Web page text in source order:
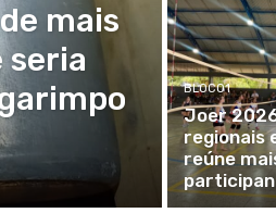
mais
seria
BLOCO1
Joer
regionais
reúne